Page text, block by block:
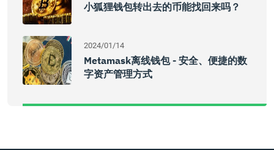
小狐狸钱包转出去的币能找回来吗？
2024/01/14
Metamask离线钱包 - 安全、便捷的数
字资产管理方式